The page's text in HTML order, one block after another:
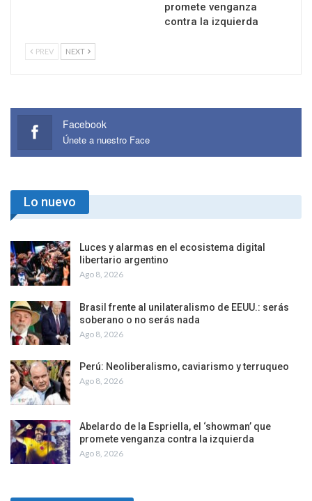
promete venganza
contra la izquierda
PREV NEXT
Facebook
Únete a nuestro Face
Lo nuevo
Luces y alarmas en el ecosistema digital
libertario argentino
Ago 8, 2026
Brasil frente al unilateralismo de EEUU.: serás
soberano o no serás nada
Ago 8, 2026
Perú: Neoliberalismo, caviarismo y terruqueo
Ago 8, 2026
Abelardo de la Espriella, el ‘showman’ que
promete venganza contra la izquierda
Ago 8, 2026